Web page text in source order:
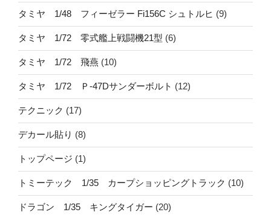
タミヤ 1/48 フィーゼラー Fi156C シュトルヒ (9)
タミヤ 1/72 零式艦上戦闘機21型 (6)
タミヤ 1/72 飛燕 (10)
タミヤ 1/72 Ｐ-47Dサンダーボルト (12)
テクニック (17)
デカール貼り (8)
トップページ (1)
トミーテック 1/35 カープショッピングトラック (10)
ドラゴン 1/35 キングタイガー (20)